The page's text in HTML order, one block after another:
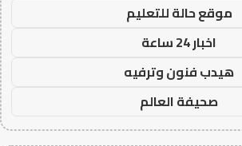
موقع حالة للتعليم
اخبار 24 ساعة
هيدب فنون وترفيه
صحيفة العالم